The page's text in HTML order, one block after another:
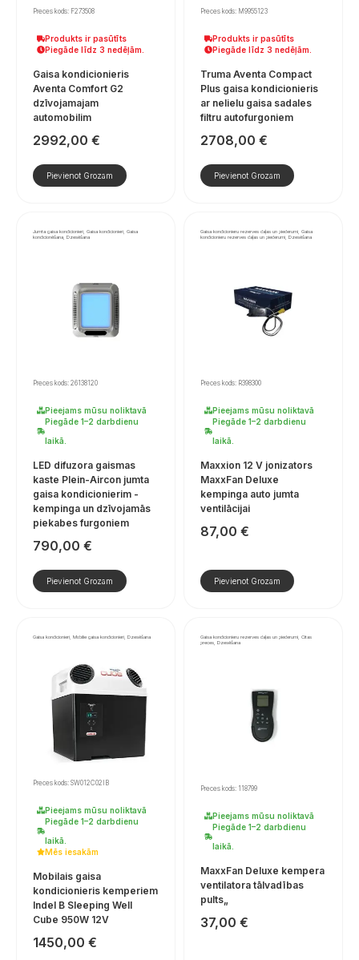
Preces kods: F273508
Produkts ir pasūtīts
Piegāde līdz 3 nedēļām.
Gaisa kondicionieris
Aventa Comfort G2
dzīvojamajam
automobilim
2992,00 €
Pievienot Grozam
Preces kods: M9955123
Produkts ir pasūtīts
Piegāde līdz 3 nedēļām.
Truma Aventa Compact
Plus gaisa kondicionieris
ar nelielu gaisa sadales
filtru autofurgoniem
2708,00 €
Pievienot Grozam
Jumta gaisa kondicionieri, Gaisa kondicionieri, Gaisa
kondicionēšana, Dzesēšana
Preces kods: 26138120
Pieejams mūsu noliktavā
Piegāde 1–2 darbdienu
laikā.
LED difuzora gaismas
kaste Plein-Aircon jumta
gaisa kondicionierim -
kempinga un dzīvojamās
piekabes furgoniem
790,00 €
Pievienot Grozam
Gaisa kondicionieru rezerves daļas un piederumi, Gaisa
kondicionieru rezerves daļas un piederumi, Dzesēšana
Preces kods: R398300
Pieejams mūsu noliktavā
Piegāde 1–2 darbdienu
laikā.
Maxxion 12 V jonizators
MaxxFan Deluxe
kempinga auto jumta
ventilācijai
87,00 €
Pievienot Grozam
Gaisa kondicionieri, Mobilie gaisa kondicionieri, Dzesēšana
Preces kods: SW012C02IB
Pieejams mūsu noliktavā
Piegāde 1–2 darbdienu
laikā.
Mēs iesakām
Mobilais gaisa
kondicionieris kemperiem
Indel B Sleeping Well
Cube 950W 12V
1450,00 €
Gaisa kondicionieru rezerves daļas un piederumi, Citas
preces, Dzesēšana
Preces kods: 118799
Pieejams mūsu noliktavā
Piegāde 1–2 darbdienu
laikā.
MaxxFan Deluxe kempera
ventilatora tālvadības
pults„
37,00 €